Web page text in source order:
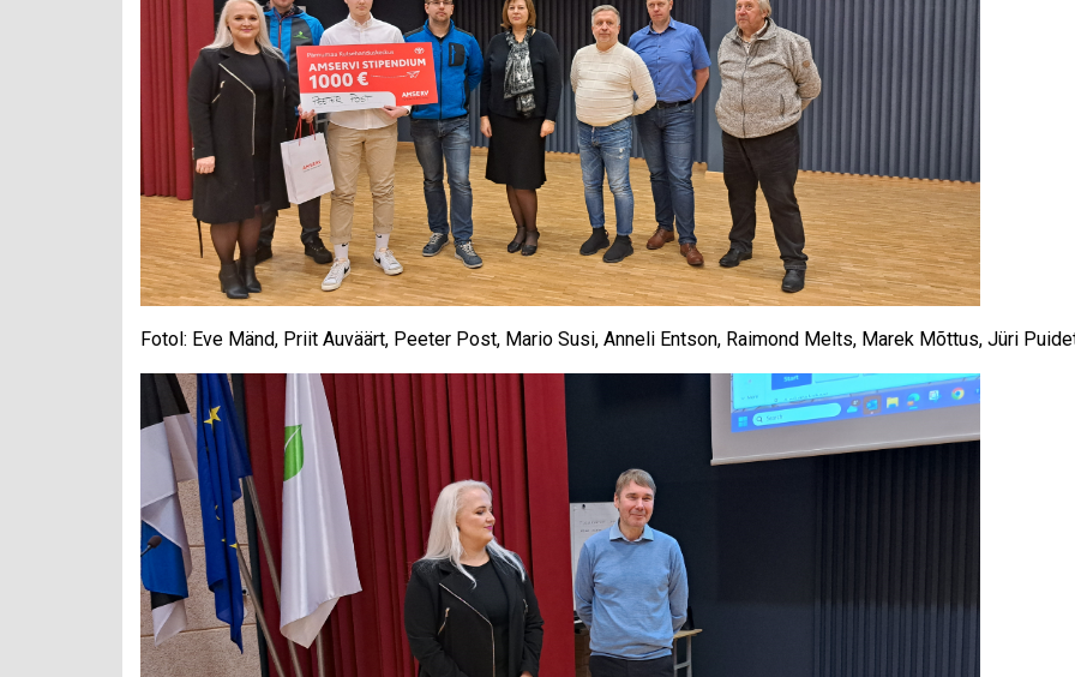
Fotol: Eve Mänd, Priit Auväärt, Peeter Post, Mario Susi, Anneli Entson, Raimond Melts, Marek Mõttus, Jüri